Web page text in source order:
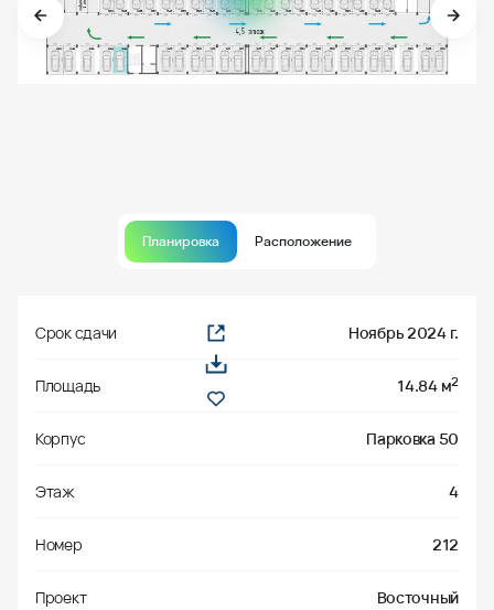
Планировка Расположение
Срок сдачи Ноябрь 2024 г.
Площадь 14.84 м2
Корпус Парковка 50
Этаж 4
Номер 212
Проект Восточный